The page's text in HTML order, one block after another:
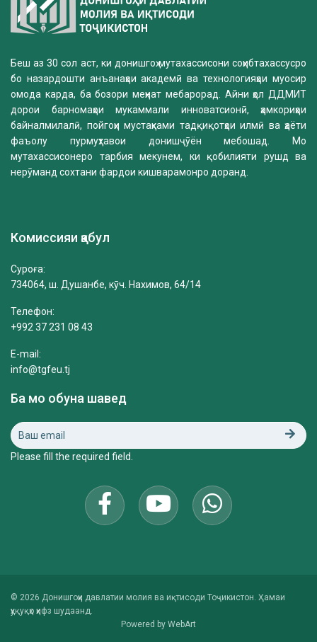
Беш аз 30 сол аст, ки донишгоҳ мутахассисони соҳибтахассусро
бо назардошти анъанаҳои академӣ ва технологияҳои муосир
омода карда, ба бозори меҳнат мебарорад. Айни ҳол ДДМИТ
дорои барномаҳои мукаммали инноватсионӣ, ҳамкориҳои
байналмилалӣ, пойгоҳи мустаҳками тадқиқотҳои илмӣ ва ҳаёти
фаъолу пурмуҳтавои донишҷӯён мебошад. Мо
мутахассисонеро тарбия мекунем, ки қобилияти рушд ва
нерӯманд сохтани фардои кишварамонро доранд.
Комиссияи қабул
Суроға:
734064, ш. Душанбе, кӯч. Нахимов, 64/14
Телефон:
+992 37 231 08 43
E-mail:
info@tgfeu.tj
Ба мо обуна шавед
Please fill the required field.
© 2026 Донишгоҳи давлатии молия ва иқтисоди Тоҷикистон. Ҳамаи
ҳуқуқҳо ҳифз шудаанд.
Powered by WebArt